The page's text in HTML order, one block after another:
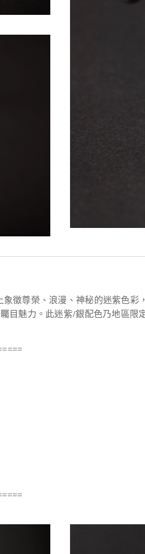
象徵尊榮、浪漫、神秘的迷紫色彩
目魅力。此迷紫/銀配色乃地區限